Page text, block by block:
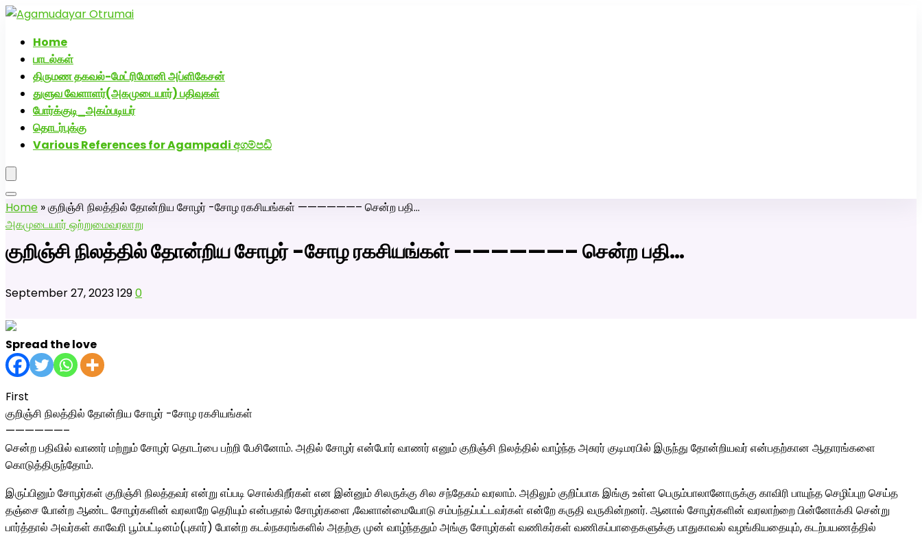
Home
பாடல்கள்
திருமண தகவல்-மேட்ரிமோனி அப்ளிகேசன்
துளுவ வேளாளர்(அகமுடையார்) பதிவுகள்
போர்க்குடி_அகம்படியர்
தொடர்புக்கு
Various References for Agampadi අගම්පඩි
Home »குறிஞ்சி நிலத்தில் தோன்றிய சோழர் -சோழ ரகசியங்கள் ——————– சென்ற பதி…
அகமுடையார் ஒற்றுமைவரலாறு
குறிஞ்சி நிலத்தில் தோன்றிய சோழர் -சோழ ரகசியங்கள் ——————– சென்ற பதி…
September 27, 20231290
Spread the love
First
குறிஞ்சி நிலத்தில் தோன்றிய சோழர் -சோழ ரகசியங்கள்
——————–
சென்ற பதிவில் வாணர் மற்றும் சோழர் தொடர்பை பற்றி பேசினோம். அதில் சோழர் என்போர் வாணர் எனும் குறிஞ்சி நிலத்தில் வாழ்ந்த அசுரர் குடிமரபில் இருந்து தோன்றியவர் என்பதற்கான ஆதாரங்களை
கொடுத்திருந்தோம்.
இருப்பினும் சோழர்கள் குறிஞ்சி நிலத்தவர் என்று எப்படி சொல்கிறீர்கள் என இன்னும் சிலருக்கு சில சந்தேகம் வரலாம். அதிலும் குறிப்பாக இங்கு உள்ள பெரும்பாலானோருக்கு காவிரி பாயுந்த செழிப்புற செய்த
தஞ்சை போன்ற ஆண்ட சோழர்களின் வரலாறே தெரியும் என்பதால் சோழர்களை ,வேளான்மையோடு சம்பந்தப்பட்டவர்கள் என்றே கருதி வருகின்றனர். ஆனால் சோழர்களின் வரலாற்றை பின்னோக்கி சென்று
பார்த்தால் அவர்கள் காவேரி பூம்பட்டினம்(புகார்) போன்ற கடல்நகரங்களில் அதற்கு முன் வாழ்ந்ததும் அங்கு சோழர்கள் வணிகர்கள் வணிகப்பாதைகளுக்கு பாதுகாவல் வழங்கியதையும், கடற்பயணத்தில்
அகமுடையார் திருமண வரன்களுக்கு அகமுடையார்மேட்ரி-பெண் வீட்டாருக்கு 100% இலவச திருமண சேவை! வாட்ஸப் எண்: